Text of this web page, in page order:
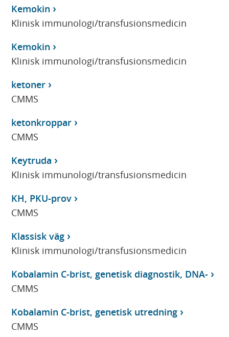
Kemokin
Klinisk immunologi/transfusionsmedicin
Kemokin
Klinisk immunologi/transfusionsmedicin
ketoner
CMMS
ketonkroppar
CMMS
Keytruda
Klinisk immunologi/transfusionsmedicin
KH, PKU-prov
CMMS
Klassisk väg
Klinisk immunologi/transfusionsmedicin
Kobalamin C-brist, genetisk diagnostik, DNA-
CMMS
Kobalamin C-brist, genetisk utredning
CMMS